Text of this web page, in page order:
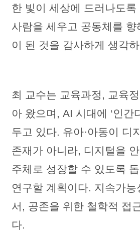
한 빛이 세상에 드러나도
사람을 세우고 공동체를
이 된 것을 감사하게 생각
최 교수는 교육과정, 교육
아 왔으며, AI 시대에 ‘인간
두고 있다. 유아·아동이 디
존재가 아니라, 디지털을
주체로 성장할 수 있도록
연구할 계획이다. 지속가
서, 공존을 위한 철학적 접
다.